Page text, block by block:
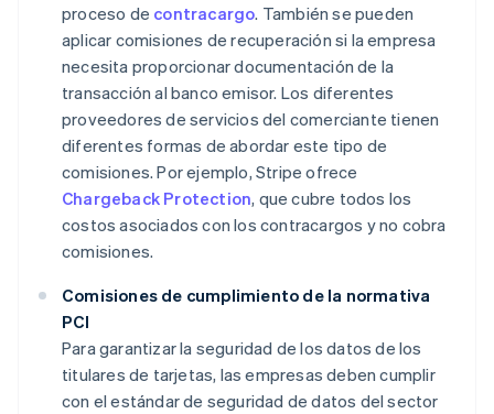
proceso de contracargo. También se pueden
aplicar comisiones de recuperación si la empresa
necesita proporcionar documentación de la
transacción al banco emisor. Los diferentes
proveedores de servicios del comerciante tienen
diferentes formas de abordar este tipo de
comisiones. Por ejemplo, Stripe ofrece
Chargeback Protection, que cubre todos los
costos asociados con los contracargos y no cobra
comisiones.
Comisiones de cumplimiento de la normativa
PCI
Para garantizar la seguridad de los datos de los
titulares de tarjetas, las empresas deben cumplir
con el estándar de seguridad de datos del sector